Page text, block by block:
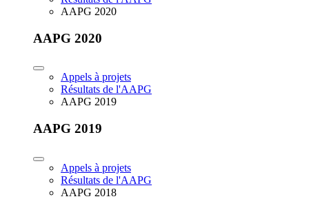
AAPG 2020
AAPG 2020
Appels à projets
Résultats de l'AAPG
AAPG 2019
AAPG 2019
Appels à projets
Résultats de l'AAPG
AAPG 2018